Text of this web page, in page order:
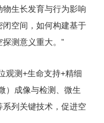
生长发育与行为影响
空间，如何构建基于
测意义重大。”
观测+生命支持+精细
）成像与检测、微生
列关键技术，促进空